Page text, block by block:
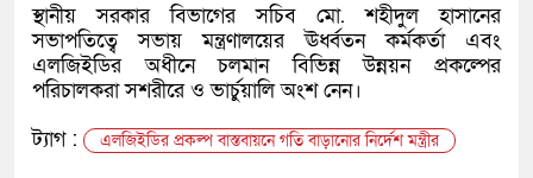
স্থানীয় সরকার বিভাগের সচিব মো. শহীদুল হাসানের
সভাপতিত্বে সভায় মন্ত্রণালয়ের ঊর্ধ্বতন কর্মকর্তা এবং
এলজিইডির অধীনে চলমান বিভিন্ন উন্নয়ন প্রকল্পের
পরিচালকরা সশরীরে ও ভার্চুয়ালি অংশ নেন।
ট্যাগ :
এলজিইডির প্রকল্প বাস্তবায়নে গতি বাড়ানোর নির্দেশ মন্ত্রীর